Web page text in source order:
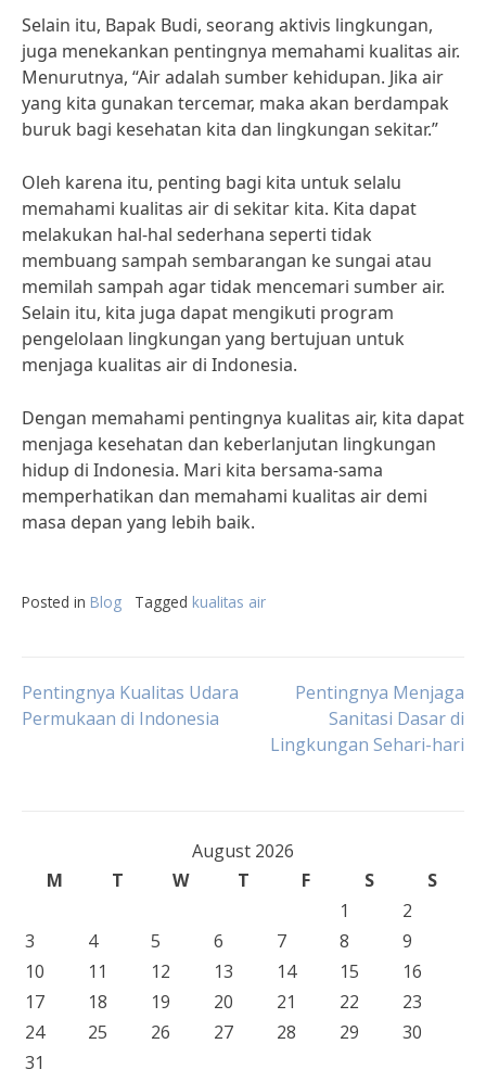
Selain itu, Bapak Budi, seorang aktivis lingkungan,
juga menekankan pentingnya memahami kualitas air.
Menurutnya, “Air adalah sumber kehidupan. Jika air
yang kita gunakan tercemar, maka akan berdampak
buruk bagi kesehatan kita dan lingkungan sekitar.”
Oleh karena itu, penting bagi kita untuk selalu
memahami kualitas air di sekitar kita. Kita dapat
melakukan hal-hal sederhana seperti tidak
membuang sampah sembarangan ke sungai atau
memilah sampah agar tidak mencemari sumber air.
Selain itu, kita juga dapat mengikuti program
pengelolaan lingkungan yang bertujuan untuk
menjaga kualitas air di Indonesia.
Dengan memahami pentingnya kualitas air, kita dapat
menjaga kesehatan dan keberlanjutan lingkungan
hidup di Indonesia. Mari kita bersama-sama
memperhatikan dan memahami kualitas air demi
masa depan yang lebih baik.
Posted in Blog Tagged kualitas air
Post
Pentingnya Kualitas Udara
Permukaan di Indonesia
Pentingnya Menjaga
Sanitasi Dasar di
Lingkungan Sehari-hari
August 2026
M
T W T F S
S
1
2
3
4 5 6 7 8
9
10
11 12 13 14 15
16
17
18 19 20 21 22
23
24
25 26 27 28 29
30
31